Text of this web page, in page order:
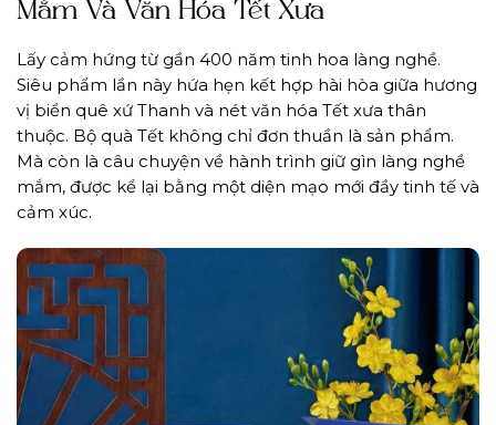
Mắm Và Văn Hóa Tết Xưa
Lấy cảm hứng từ gần 400 năm tinh hoa làng nghề.
Siêu phẩm lần này hứa hẹn kết hợp hài hòa giữa hương
vị biển quê xứ Thanh và nét văn hóa Tết xưa thân
thuộc. Bộ quà Tết không chỉ đơn thuần là sản phẩm.
Mà còn là câu chuyện về hành trình giữ gìn làng nghề
mắm, được kể lại bằng một diện mạo mới đầy tinh tế và
cảm xúc.